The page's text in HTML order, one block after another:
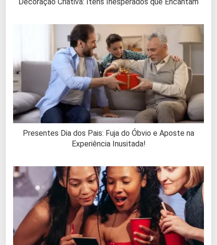
Presentes Dia dos Pais: Fuja do Óbvio e Aposte na
Experiência Inusitada!